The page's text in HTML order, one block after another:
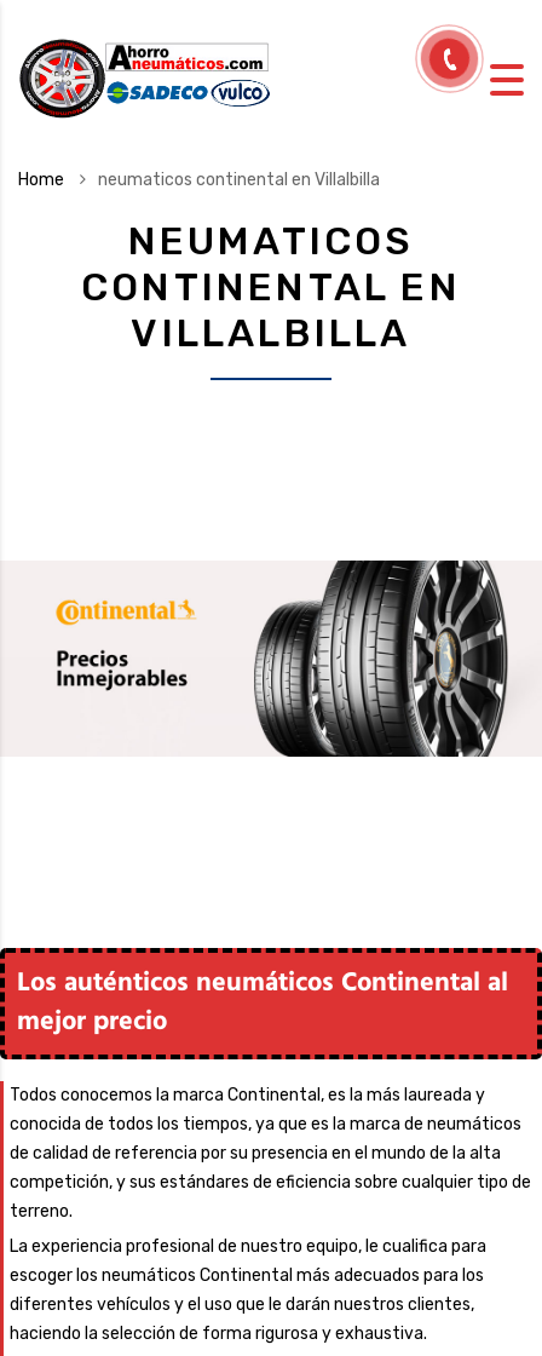
Home neumaticos continental en Villalbilla
NEUMATICOS
CONTINENTAL EN
VILLALBILLA
Los auténticos neumáticos Continental al
mejor precio
Todos conocemos la marca Continental, es la más laureada y
conocida de todos los tiempos, ya que es la marca de neumáticos
de calidad de referencia por su presencia en el mundo de la alta
competición, y sus estándares de eficiencia sobre cualquier tipo de
terreno.
La experiencia profesional de nuestro equipo, le cualifica para
escoger los neumáticos Continental más adecuados para los
diferentes vehículos y el uso que le darán nuestros clientes,
haciendo la selección de forma rigurosa y exhaustiva.